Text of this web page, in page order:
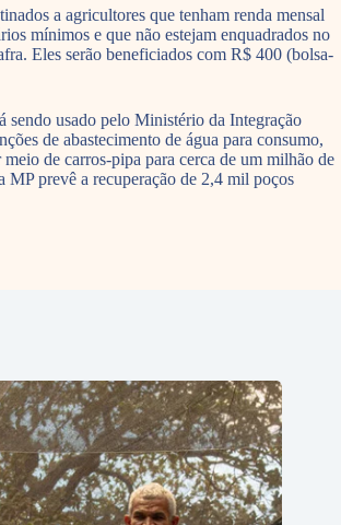
a agricultores que tenham renda mensal
mínimos e que não estejam enquadrados no
Eles serão beneficiados com R$ 400 (bolsa-
sendo usado pelo Ministério da Integração
de abastecimento de água para consumo,
de carros-pipa para cerca de um milhão de
MP prevê a recuperação de 2,4 mil poços